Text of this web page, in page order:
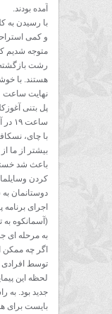
آمده بودند.
با رسیدن به
و کمی
متوجه شدیم
رشت بازگشته
هستند. با
پل بتنی
ساعت ۱۹ در آنجا منتظر ما هستند.
با چای،
بیشتر از ما
باعث شد
کردن
دوستانمان
اجرای
(آسمانکوه
به مرحله ای
اگر چه ممکن
توسط افرادی
لحظه این
جدید بود. به
بایست برای